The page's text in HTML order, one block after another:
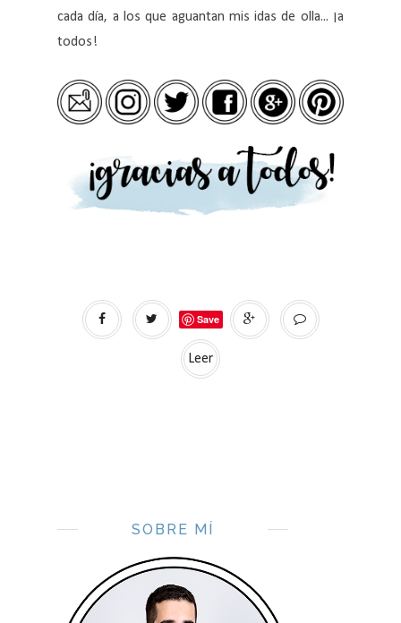
cada día, a los que aguantan mis idas de olla... ¡a
todos!
Save
Leer
SOBRE MÍ